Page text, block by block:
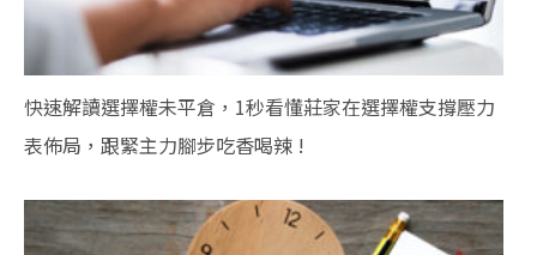
快速解讀選擇權未平倉，1秒看懂莊家在選擇權支撐壓力
表佈局，跟緊主力腳步吃香喝辣 !